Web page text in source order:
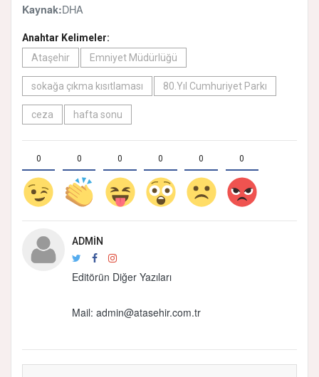
Kaynak:DHA
Anahtar Kelimeler:
Ataşehir
Emniyet Müdürlüğü
sokağa çıkma kısıtlaması 80.Yıl Cumhuriyet Parkı
ceza hafta sonu
0 0 0 0 0 0
ADMIN
Editörün Diğer Yazıları
Mail: admin@atasehir.com.tr